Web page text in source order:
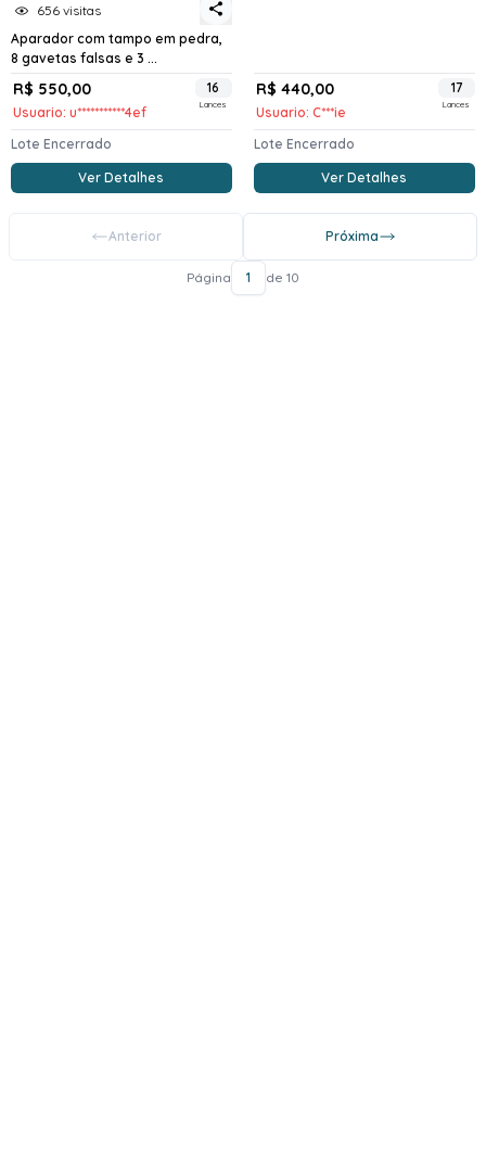
656 visitas
Aparador com tampo em pedra,
8 gavetas falsas e 3 ...
R$ 550,00
Usuario: u***********4ef
16
Lances
Lote Encerrado
Ver Detalhes
R$ 440,00
Usuario: C***ie
17
Lances
Lote Encerrado
Ver Detalhes
Anterior Próxima
Página 1 de 10